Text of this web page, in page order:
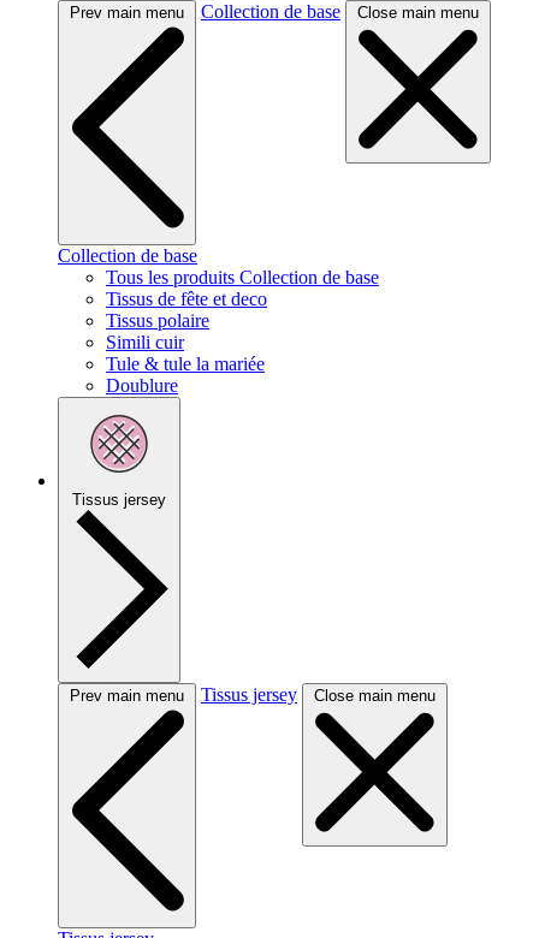
Prev main menu Collection de base Close main menu
Collection de base
Tous les produits Collection de base
Tissus de fête et deco
Tissus polaire
Simili cuir
Tule & tule la mariée
Doublure
Tissus jersey
Prev main menu Tissus jersey Close main menu